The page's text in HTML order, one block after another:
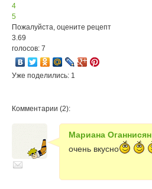
4
5
Пожалуйста, оцените рецепт
3.69
голосов: 7
Уже поделились: 1
Комментарии (2):
Мариана Оганнисян
очень вкусно